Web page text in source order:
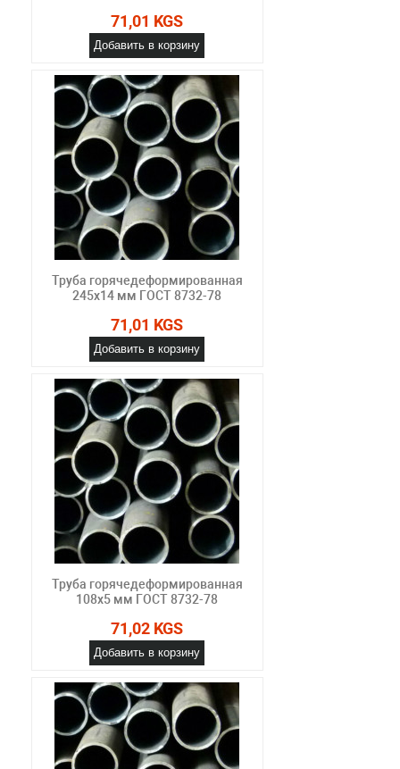
71,01 KGS
Добавить в корзину
Труба горячедеформированная
245х14 мм ГОСТ 8732-78
71,01 KGS
Добавить в корзину
Труба горячедеформированная
108х5 мм ГОСТ 8732-78
71,02 KGS
Добавить в корзину